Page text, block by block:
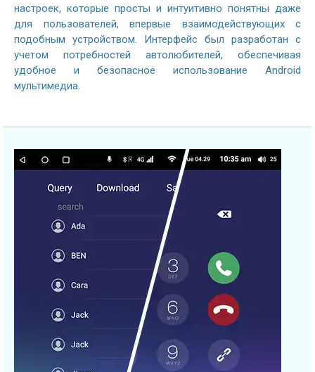
настроек, которые просты и интуитивно понятны даже
для пользователей, впервые взаимодействующих с
подобным устройством. Интерфейс был разработан с
учетом потребностей автолюбителей, обеспечивая
удобное и безопасное использование Android
мультимедиа.